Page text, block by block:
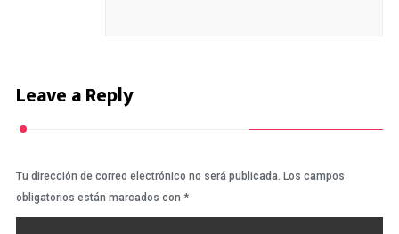
Leave a Reply
Tu dirección de correo electrónico no será publicada. Los campos
obligatorios están marcados con *